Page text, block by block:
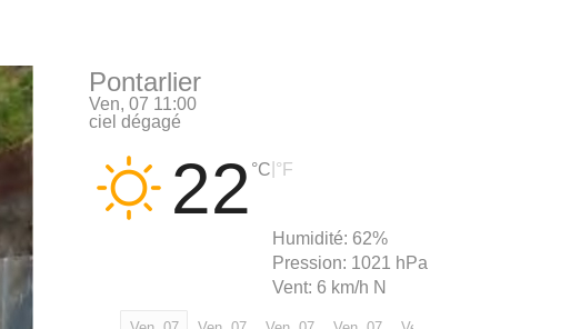
Pontarlier
Ven, 07 11:00
ciel dégagé
22 °C °F
Humidité: 62%
Pression: 1021 hPa
Vent: 6 km/h N